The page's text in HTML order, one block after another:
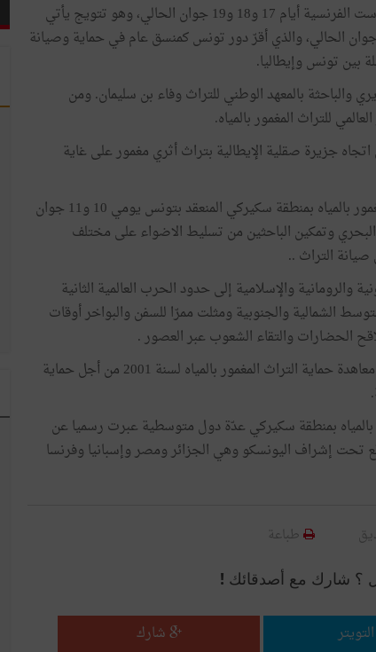
وجاء هذا الانتخاب في مؤتمر اليونسكو المنعقد في مدينة براست الفرنسية أيام 17 و18 و19 جوان الحالي، وهو تتويج يأتي
على إثر نجاح المؤتمر المنعقد بتونس العاصمة يومي 10 و11 جوان الحالي، والذي أقرّ دور تونس كمنسق عام في حماية وصيانة
بين تونس وإيطاليا.
بالمعهد الوطني للتراث وفاء بن سليمان. ومن
جزيرة صقلية الإيطالية بتراث أثري مغمور على غاية
وقد ضمّ الملتقى الدولي الأول حول حماية التراث الثقافي المغمور بالمياه بمنطقة سكيركي المنعقد بتونس يومي 10 و11 جوان
وتمكين الباحثين من تسليط الاضواء على مختلف
التراث ..
والإسلامية إلى حدود الحرب العالمية الثانية
الشمالية والجنوبية ومثلت ممرّا للسفن والبواخر أوقات
الحضارات والتقاء الشعوب عبر العصور .
وبتنسيق بين تونس وإيطاليا تم التوجه إلى اليونسكو لتفعيل معاهدة حماية التراث المغمور بالمياه لسنة 2001 من أجل حماية
بالمياه بمنطقة سكيركي عدّة دول متوسطية عبرت رسميا عن
تحت إشراف اليونسكو وهي الجزائر ومصر وإسبانيا وفرنسا
طباعة
؟ شارك مع أصدقائك !
التويتر شارك